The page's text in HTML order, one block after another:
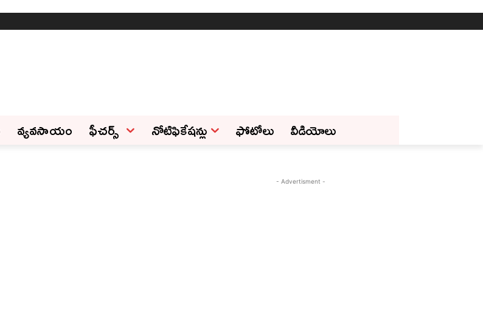
వ్యవసాయం ఫీచ‌ర్స్ ‌ నోటిఫికేషన్లు ఫోటోలు వీడియోలు
- Advertisment -